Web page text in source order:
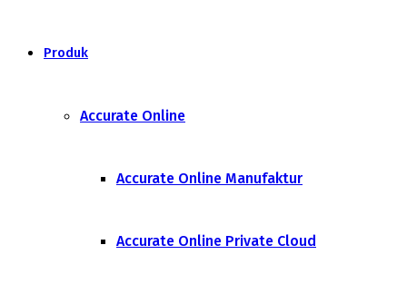
Produk
Accurate Online
Accurate Online Manufaktur
Accurate Online Private Cloud